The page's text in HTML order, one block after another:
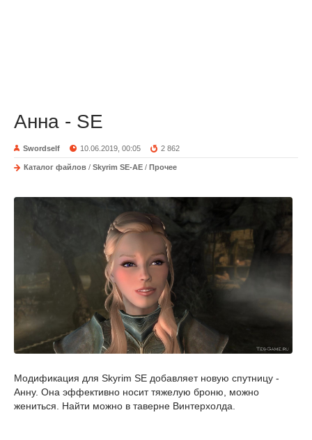
Анна - SE
Swordself 10.06.2019, 00:05 2 862
Каталог файлов / Skyrim SE-AE / Прочее
Модификация для Skyrim SE добавляет новую спутницу -
Анну. Она эффективно носит тяжелую броню, можно
жениться. Найти можно в таверне Винтерхолда.